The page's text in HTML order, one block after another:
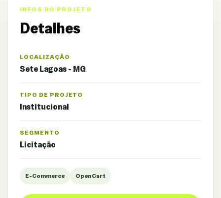
INFOS DO PROJETO
Detalhes
LOCALIZAÇÃO
Sete Lagoas - MG
TIPO DE PROJETO
Institucional
SEGMENTO
Licitação
E-Commerce OpenCart